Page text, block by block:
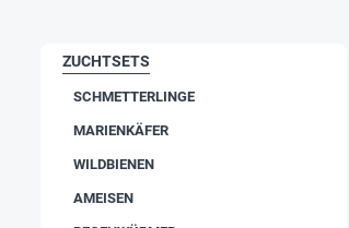
ZUCHTSETS
SCHMETTERLINGE
MARIENKÄFER
WILDBIENEN
AMEISEN